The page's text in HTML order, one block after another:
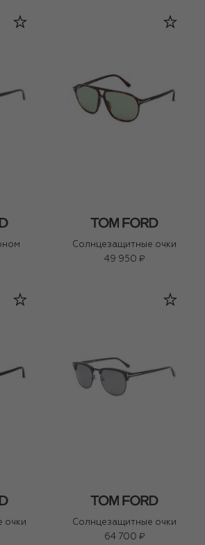
Солнцезащитные очки
49 950 ₽
очки
Солнцезащитные очки
64 700 ₽